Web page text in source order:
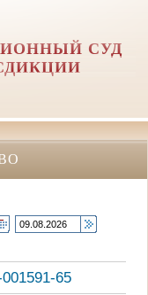
СУД
65